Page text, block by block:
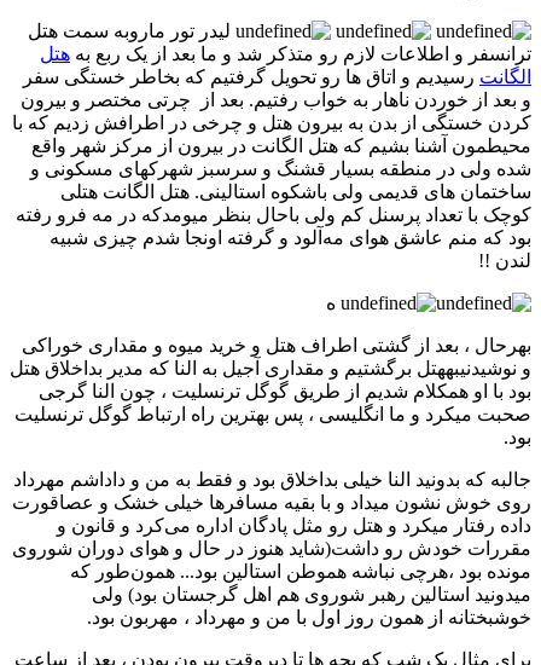
لیدر تور ماروبه سمت هتل
ترانسفر و اطلاعات لازم رو متذکر شد و ما بعد از یک ربع به هتل
الگانت رسیدیم و اتاق ها رو تحویل گرفتیم که بخاطر خستگی سفر
و بعد از خوردن ناهار به خواب رفتیم. بعد از چرتی مختصر و بیرون
کردن خستگی از بدن به بیرون هتل و چرخی در اطرافش زدیم که با
محیطمون آشنا بشیم که هتل الگانت در بیرون از مرکز شهر واقع
شده ولی در منطقه بسیار قشنگ و سرسبز شهرکهای مسکونی و
ساختمان های قدیمی ولی باشکوه استالینی. هتل الگانت هتلی
کوچک با تعداد پرسنل کم ولی باحال بنظر میومدکه در مه فرو رفته
بود که منم عاشق هوای مه‌آلود و گرفته اونجا شدم چیزی شبیه
لندن !!
ه
بهرحال ، بعد از گشتی اطراف هتل و خرید میوه و مقداری خوراکی
و نوشیدنیبههتل برگشتیم و مقداری آجیل به النا که مدیر بداخلاق هتل
بود با او همکلام شدیم از طریق گوگل ترنسلیت ، چون النا گرجی
صحبت میکرد و ما انگلیسی ، پس بهترین راه ارتباط گوگل ترنسلیت
بود.
جالبه که بدونید النا خیلی بداخلاق بود و فقط به من و داداشم مهرداد
روی خوش نشون میداد و با بقیه مسافرها خیلی خشک و عصاقورت
داده رفتار میکرد و هتل رو مثل پادگان اداره می‌کرد و قانون و
مقررات خودش رو داشت(شاید هنوز در حال و هوای دوران شوروی
مونده بود ،هرچی نباشه هموطن استالین بود... همون‌طور که
میدونید استالین رهبر شوروی هم اهل گرجستان بود) ولی
خوشبختانه از همون روز اول با من و مهرداد ، مهربون بود.
برای مثال یک شب که بچه ها تا دیروقت بیرون بودن ، بعد از ساعت